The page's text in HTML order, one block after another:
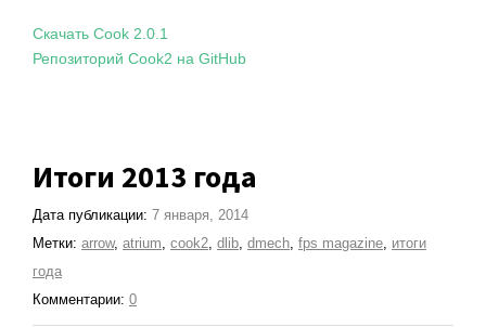
Скачать Cook 2.0.1
Репозиторий Cook2 на GitHub
Итоги 2013 года
Дата публикации: 7 января, 2014
Метки: arrow, atrium, cook2, dlib, dmech, fps magazine, итоги
года
Комментарии: 0